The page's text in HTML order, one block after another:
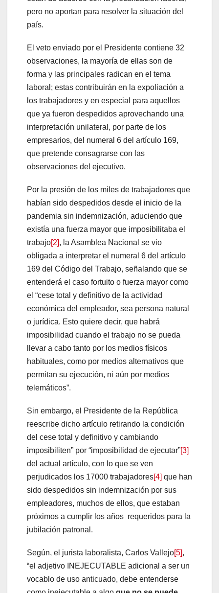
pero no aportan para resolver la situación del
país.
El veto enviado por el Presidente contiene 32
observaciones, la mayoría de ellas son de
forma y las principales radican en el tema
laboral; estas contribuirán en la expoliación a
los trabajadores y en especial para aquellos
que ya fueron despedidos aprovechando una
interpretación unilateral, por parte de los
empresarios, del numeral 6 del artículo 169,
que pretende consagrarse con las
observaciones del ejecutivo.
Por la presión de los miles de trabajadores que
habían sido despedidos desde el inicio de la
pandemia sin indemnización, aduciendo que
existía una fuerza mayor que imposibilitaba el
trabajo[2], la Asamblea Nacional se vio
obligada a interpretar el numeral 6 del artículo
169 del Código del Trabajo, señalando que se
entenderá el caso fortuito o fuerza mayor como
el “cese total y definitivo de la actividad
económica del empleador, sea persona natural
o jurídica. Esto quiere decir, que habrá
imposibilidad cuando el trabajo no se pueda
llevar a cabo tanto por los medios físicos
habituales, como por medios alternativos que
permitan su ejecución, ni aún por medios
telemáticos”.
Sin embargo, el Presidente de la República
reescribe dicho artículo retirando la condición
del cese total y definitivo y cambiando
imposibiliten” por “imposibilidad de ejecutar”[3]
del actual artículo, con lo que se ven
perjudicados los 17000 trabajadores[4] que han
sido despedidos sin indemnización por sus
empleadores, muchos de ellos, que estaban
próximos a cumplir los años requeridos para la
jubilación patronal.
Según, el jurista laboralista, Carlos Vallejo[5],
“el adjetivo INEJECUTABLE adicional a ser un
vocablo de uso anticuado, debe entenderse